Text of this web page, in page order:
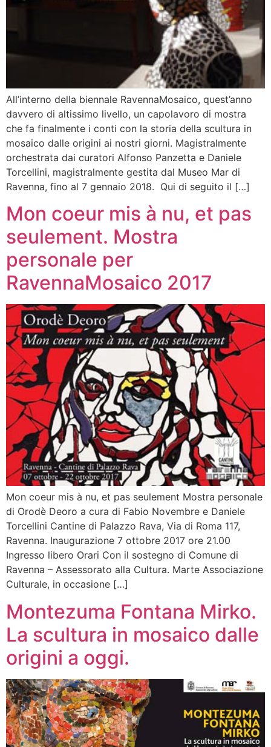
All’interno della biennale RavennaMosaico, quest’anno
davvero di altissimo livello, un capolavoro di mostra
che fa finalmente i conti con la storia della scultura in
mosaico dalle origini ai nostri giorni. Magistralmente
orchestrata dai curatori Alfonso Panzetta e Daniele
Torcellini, magistralmente gestita dal Museo Mar di
Ravenna, fino al 7 gennaio 2018. Qui di seguito il […]
Mon coeur mis à nu, et pas
seulement. Mostra
personale per
RavennaMosaico 2017
Mon coeur mis à nu, et pas seulement Mostra personale
di Orodè Deoro a cura di Fabio Novembre e Daniele
Torcellini Cantine di Palazzo Rava, Via di Roma 117,
Ravenna. Inaugurazione 7 ottobre 2017 ore 21.00
Ingresso libero Orari Con il sostegno di Comune di
Ravenna – Assessorato alla Cultura. Marte Associazione
Culturale, in occasione […]
Montezuma Fontana Mirko.
La scultura in mosaico dalle
origini a oggi.